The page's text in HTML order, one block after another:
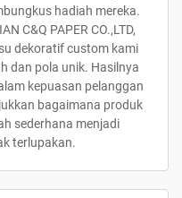
hadiah mereka.
C&Q PAPER CO.,LTD,
dekoratif custom kami
dan pola unik. Hasilnya
kepuasan pelanggan
bagaimana produk
sederhana menjadi
terlupakan.